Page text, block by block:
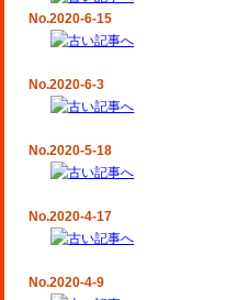
No.2020-6-15
No.2020-6-3
No.2020-5-18
No.2020-4-17
No.2020-4-9